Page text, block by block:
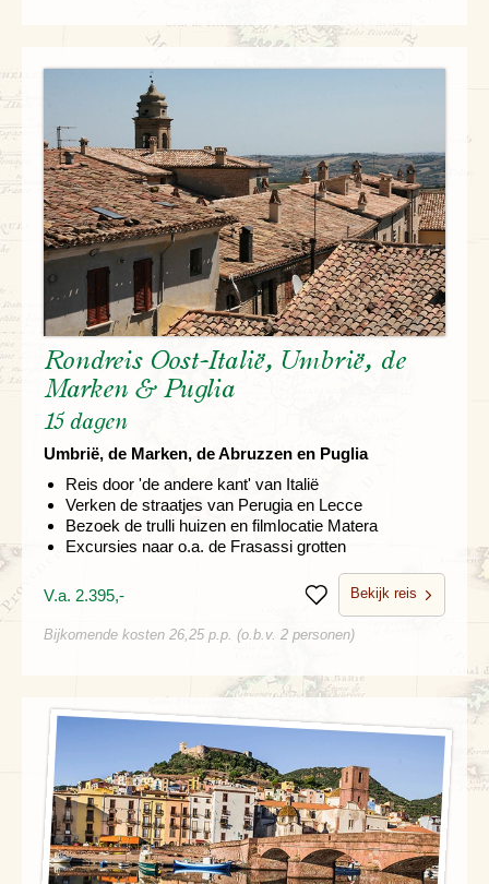
Rondreis Oost-Italië, Umbrië, de
Marken & Puglia
15 dagen
Umbrië, de Marken, de Abruzzen en Puglia
Reis door 'de andere kant' van Italië
Verken de straatjes van Perugia en Lecce
Bezoek de trulli huizen en filmlocatie Matera
Excursies naar o.a. de Frasassi grotten
V.a. 2.395,- BewarenBekijk reis
Bijkomende kosten 26,25 p.p. (o.b.v. 2 personen)